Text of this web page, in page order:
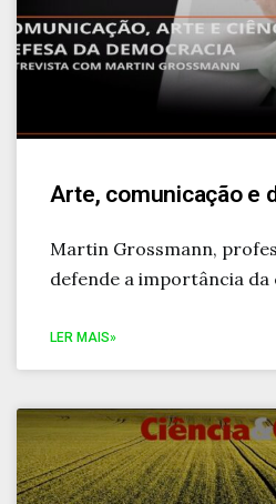
Arte, comunicação e
Martin Grossmann,
defende a importância da
LER MAIS»